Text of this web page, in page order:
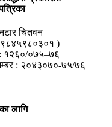
चितवन
(९८४५९८०३०१ )
: १२६०/०७५–७६
नम्बर : २०४३०७०-७५/७६
लागि